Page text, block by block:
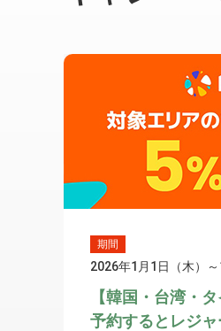
期間
2026年1月1日（木）～
【韓国・台湾・
予約するとレジャ